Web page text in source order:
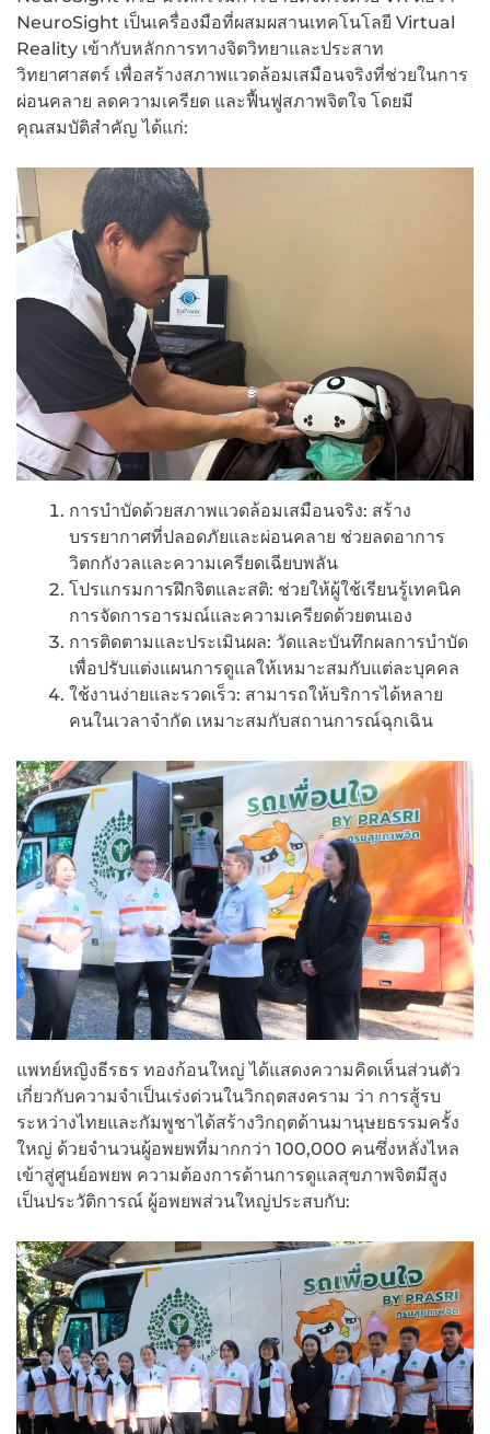
NeuroSight เป็นเครื่องมือที่ผสมผสานเทคโนโลยี Virtual
Reality เข้ากับหลักการทางจิตวิทยาและประสาท
วิทยาศาสตร์ เพื่อสร้างสภาพแวดล้อมเสมือนจริงที่ช่วยในการ
ผ่อนคลาย ลดความเครียด และฟื้นฟูสภาพจิตใจ โดยมี
คุณสมบัติสำคัญ ได้แก่:
การบำบัดด้วยสภาพแวดล้อมเสมือนจริง: สร้าง
บรรยากาศที่ปลอดภัยและผ่อนคลาย ช่วยลดอาการ
วิตกกังวลและความเครียดเฉียบพลัน
โปรแกรมการฝึกจิตและสติ: ช่วยให้ผู้ใช้เรียนรู้เทคนิค
การจัดการอารมณ์และความเครียดด้วยตนเอง
การติดตามและประเมินผล: วัดและบันทึกผลการบำบัด
เพื่อปรับแต่งแผนการดูแลให้เหมาะสมกับแต่ละบุคคล
ใช้งานง่ายและรวดเร็ว: สามารถให้บริการได้หลาย
คนในเวลาจำกัด เหมาะสมกับสถานการณ์ฉุกเฉิน
แพทย์หญิงธีรธร ทองก้อนใหญ่ ได้แสดงความคิดเห็นส่วนตัว
เกี่ยวกับความจำเป็นเร่งด่วนในวิกฤตสงคราม ว่า การสู้รบ
ระหว่างไทยและกัมพูชาได้สร้างวิกฤตด้านมานุษยธรรมครั้ง
ใหญ่ ด้วยจำนวนผู้อพยพที่มากกว่า 100,000 คนซึ่งหลั่งไหล
เข้าสู่ศูนย์อพยพ ความต้องการด้านการดูแลสุขภาพจิตมีสูง
เป็นประวัติการณ์ ผู้อพยพส่วนใหญ่ประสบกับ: